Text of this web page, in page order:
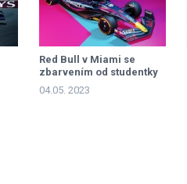
Red Bull v Miami se
zbarvením od studentky
04.05. 2023